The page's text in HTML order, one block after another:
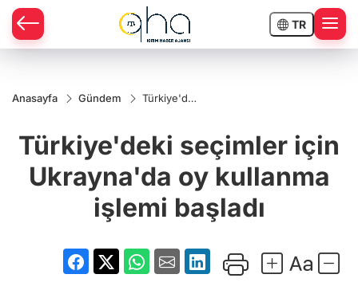
TR
Anasayfa Gündem
Türkiye'deki
Ukrayna'da
oy kullanma
başladı
Türkiye'deki seçimler için
Ukrayna'da oy kullanma
işlemi başladı